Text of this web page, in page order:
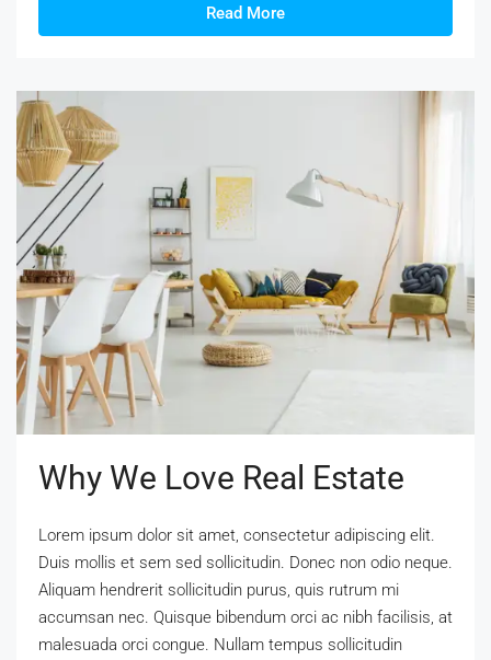
Read More
Why We Love Real Estate
Lorem ipsum dolor sit amet, consectetur adipiscing elit.
Duis mollis et sem sed sollicitudin. Donec non odio neque.
Aliquam hendrerit sollicitudin purus, quis rutrum mi
accumsan nec. Quisque bibendum orci ac nibh facilisis, at
malesuada orci congue. Nullam tempus sollicitudin